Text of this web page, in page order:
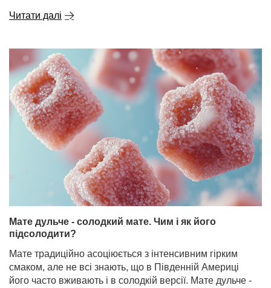
Читати далі
Мате дульче - солодкий мате. Чим і як його
підсолодити?
Мате традиційно асоціюється з інтенсивним гірким
смаком, але не всі знають, що в Південній Америці
його часто вживають і в солодкій версії. Мате дульче -